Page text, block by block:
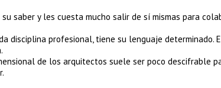
saber y les cuesta mucho salir de sí mismas para
disciplina profesional, tiene su lenguaje determinado.
de los arquitectos suele ser poco descifrable